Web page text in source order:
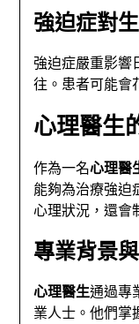
強迫症對
強迫症嚴重影響
往。患者可能會
心理醫生
作為一名心理醫
能夠為治療強迫
心理狀況，還會
專業背景
心理醫生通過專
業人士。他們掌